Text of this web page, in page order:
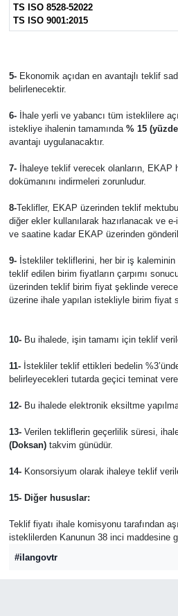
TS ISO 8528-52022
TS ISO 9001:2015
5-Ekonomik açıdan en avantajlı teklif
belirlenecektir.
6-İhale yerli ve yabancı tüm isteklilere
istekliye ihalenin tamamında % 15
avantajı uygulanacaktır.
7-İhaleye teklif verecek olanların, EKAP
dokümanını indirmeleri zorunludur.
8-Teklifler, EKAP üzerinden teklif
diğer ekler kullanılarak hazırlanacak ve
ve saatine kadar EKAP üzerinden
9-İstekliler tekliflerini, her bir iş kaleminin
teklif edilen birim fiyatların çarpımı
üzerinden teklif birim fiyat şeklinde
üzerine ihale yapılan istekliyle birim fiyat
10-Bu ihalede, işin tamamı için teklif
11-İstekliler teklif ettikleri bedelin
belirleyecekleri tutarda geçici teminat
12-Bu ihalede elektronik eksiltme
13-Verilen tekliflerin geçerlilik süresi,
(Doksan)takvim günüdür.
14-Konsorsiyum olarak ihaleye teklif
15- Diğer hususlar:
Teklif fiyatı ihale komisyonu tarafından
isteklilerden Kanunun 38 inci maddesine
#ilangovtr